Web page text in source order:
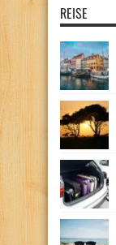
REISE